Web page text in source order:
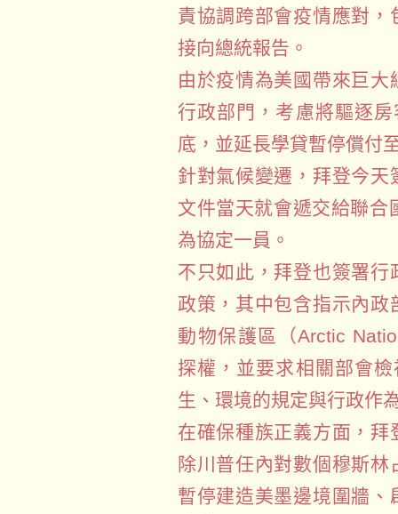
責協調跨部會疫情應對
接向總統報告。
由於疫情為美國帶來巨
行政部門，考慮將驅逐
底，並延長學貸暫停償付
針對氣候變遷，拜登今
文件當天就會遞交給聯合
為協定一員。
不只如此，拜登也簽署
政策，其中包含指示內
動物保護區（Arctic
探權，並要求相關部會
生、環境的規定與行政作
在確保種族正義方面，
除川普任內對數個穆斯
暫停建造美墨邊境圍牆